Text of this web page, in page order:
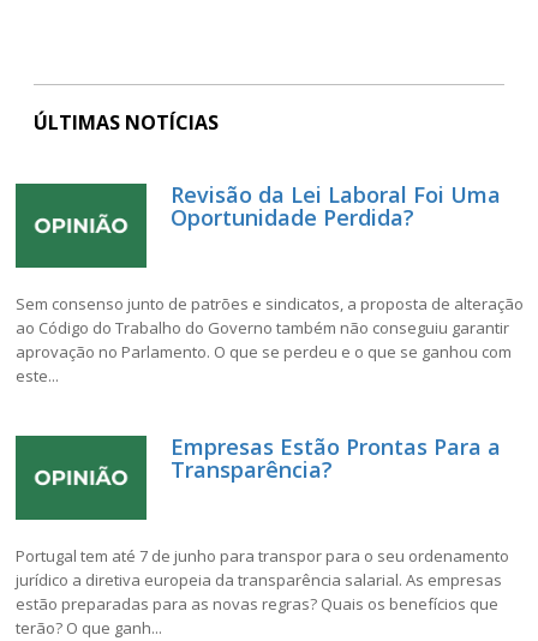
ÚLTIMAS NOTÍCIAS
Revisão da Lei Laboral Foi Uma
Oportunidade Perdida?
Sem consenso junto de patrões e sindicatos, a proposta de alteração
ao Código do Trabalho do Governo também não conseguiu garantir
aprovação no Parlamento. O que se perdeu e o que se ganhou com
este...
Empresas Estão Prontas Para a
Transparência?
Portugal tem até 7 de junho para transpor para o seu ordenamento
jurídico a diretiva europeia da transparência salarial. As empresas
estão preparadas para as novas regras? Quais os benefícios que
terão? O que ganh...